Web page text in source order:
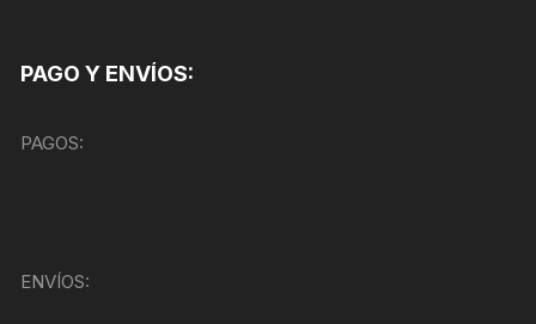
PAGO Y ENVÍOS:
PAGOS:
ENVÍOS: